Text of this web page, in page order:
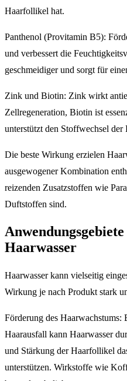
Haarfollikel hat.
Panthenol (Provitamin B5):
und verbessert die
geschmeidiger und sorgt für
Zink und Biotin: Zink wirkt
Zellregeneration, Biotin ist
unterstützt den Stoffwechsel der
Die beste Wirkung erzielen
ausgewogener Kombination
reizenden Zusatzstoffen wie
Duftstoffen sind.
Haarwasser
Haarwasser kann vielseitig
Wirkung je nach Produkt stark
Förderung des Haarwachstums:
Haarausfall kann Haarwasser
und Stärkung der Haarfollikel
unterstützen. Wirkstoffe wie